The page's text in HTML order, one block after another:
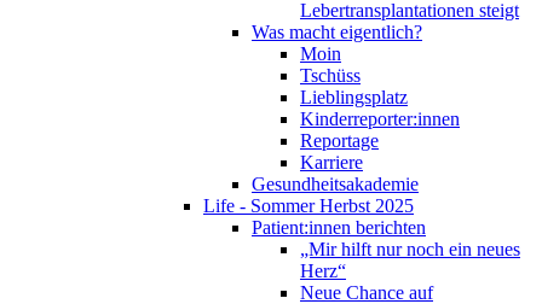
Lebertransplantationen steigt
Was macht eigentlich?
Moin
Tschüss
Lieblingsplatz
Kinderreporter:innen
Reportage
Karriere
Gesundheitsakademie
Life - Sommer Herbst 2025
Patient:innen berichten
„Mir hilft nur noch ein neues
Herz“
Neue Chance auf